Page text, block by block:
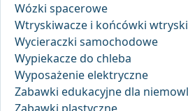
Wózki spacerowe
Wtryskiwacze i końcówki
Wycieraczki samochodowe
Wypiekacze do chleba
Wyposażenie elektryczne
Zabawki edukacyjne dla